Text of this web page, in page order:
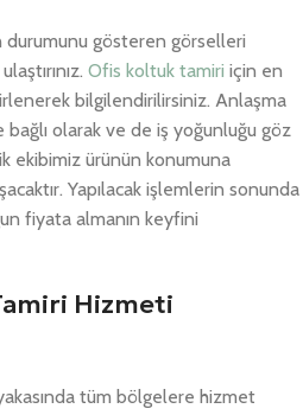
gösteren görselleri
Ofis koltuk tamiri için en
bilgilendirilirsiniz. Anlaşma
olarak ve de iş yoğunluğu göz
ekibimiz ürünün konumuna
Yapılacak işlemlerin sonunda
fiyata almanın keyfini
Hizmeti
tüm bölgelere hizmet